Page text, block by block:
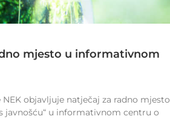
mjesto u informativnom
objavljuje natječaj za radno mjesto
javnošću“ u informativnom centru o